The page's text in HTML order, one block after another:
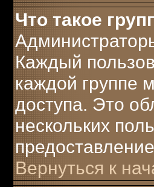
Что такое
Каждый
каждой группе
доступа. Это
нескольких
Вернуться к